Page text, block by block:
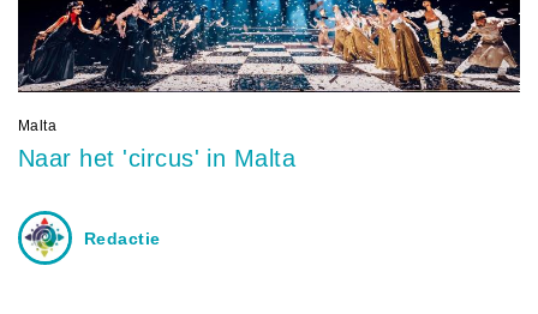
Malta
Naar het 'circus' in Malta
Redactie